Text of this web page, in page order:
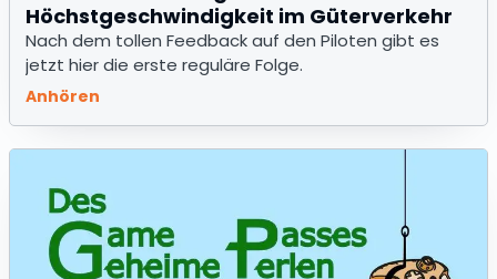
Höchstgeschwindigkeit im Güterverkehr
Nach dem tollen Feedback auf den Piloten gibt es
jetzt hier die erste reguläre Folge.
Anhören